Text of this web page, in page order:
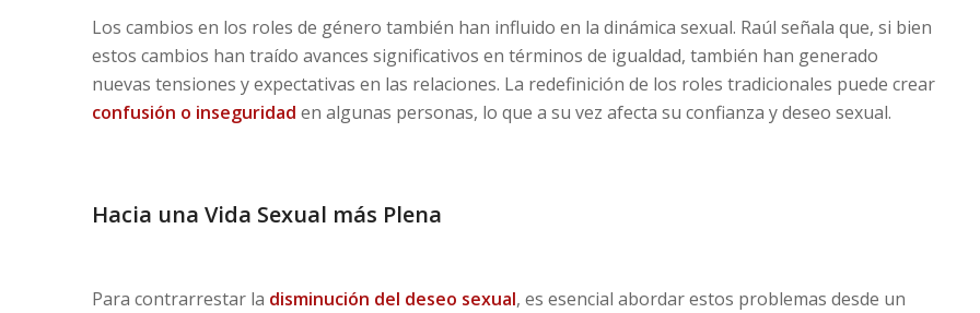
Los cambios en los roles de género también han influido en la dinámica sexual. Raúl señala que, si bien
estos cambios han traído avances significativos en términos de igualdad, también han generado
nuevas tensiones y expectativas en las relaciones. La redefinición de los roles tradicionales puede crear
confusión o inseguridad en algunas personas, lo que a su vez afecta su confianza y deseo sexual.
Hacia una Vida Sexual más Plena
Para contrarrestar la disminución del deseo sexual, es esencial abordar estos problemas desde un